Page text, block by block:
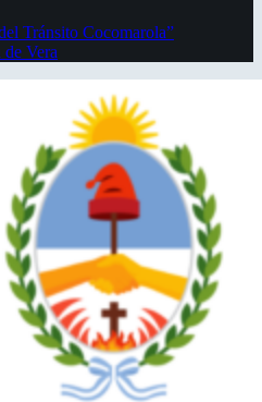
Tránsito Cocomarola”
Vera